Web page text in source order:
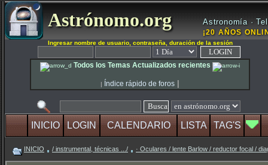
Astrónomo.org Astronomía ·
¡20 AÑOS
Ingresar nombre de usuario, contraseña, duración de la sesión
Todos los Temas Actualizados recientes
| Índice rápido de foros |
INICIO LOGIN CALENDARIO LISTA TAG'S
INICIO / instrumental, técnicas .../ · Oculares / lente Barlow / reductor focal /